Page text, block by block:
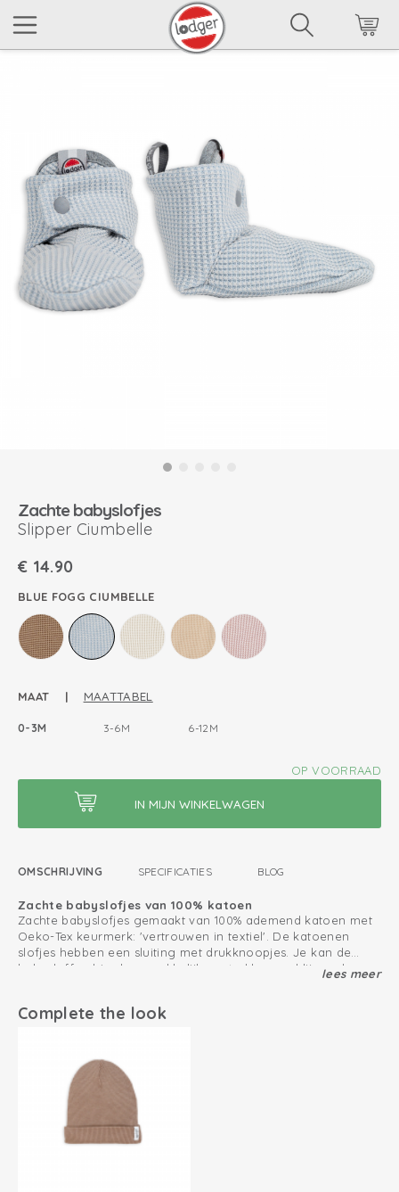
Zachte babyslofjes
Slipper Ciumbelle
€ 14.90
BLUE FOGG CIUMBELLE
MAAT | MAATTABEL
0-3M 3-6M 6-12M
OP VOORRAAD
OMSCHRIJVING SPECIFICATIES BLOG
Zachte babyslofjes van 100% katoen
Zachte babyslofjes gemaakt van 100% ademend katoen met
Oeko-Tex keurmerk: 'vertrouwen in textiel'. De katoenen
slofjes hebben een sluiting met drukknoopjes. Je kan de
babysloffen hierdoor makkelijk aantrekken en blijven de
Blijven goed zitten door 2 drukknoopjes
Elastiek in de hiel
Maat 6-12 maanden heeft anti-slip zolen
lees meer
Complete the look